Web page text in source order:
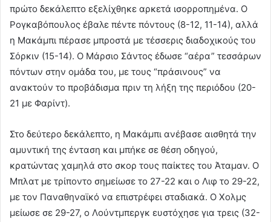
πρώτο δεκάλεπτο εξελίχθηκε αρκετά ισορροπημένα. Ο
Ρογκαβόπουλος έβαλε πέντε πόντους (8-12, 11-14), αλλά
η Μακάμπι πέρασε μπροστά με τέσσερις διαδοχικούς του
Σόρκιν (15-14). Ο Μάρσιο Σάντος έδωσε “αέρα” τεσσάρων
πόντων στην ομάδα του, με τους “πράσινους” να
ανακτούν το προβάδισμα πριν τη λήξη της περιόδου (20-
21 με Φαρίντ).
Στο δεύτερο δεκάλεπτο, η Μακάμπι ανέβασε αισθητά την
αμυντική της ένταση και μπήκε σε θέση οδηγού,
κρατώντας χαμηλά στο σκορ τους παίκτες του Άταμαν. Ο
Μπλατ με τρίποντο σημείωσε το 27-22 και ο Λιφ το 29-22,
με τον Παναθηναϊκό να επιστρέφει σταδιακά. Ο Χολμς
μείωσε σε 29-27, ο Λούντμπεργκ ευστόχησε για τρεις (32-